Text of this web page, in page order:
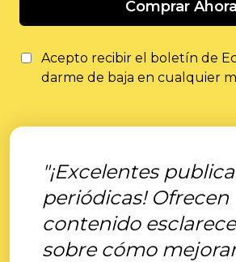
Comprar Ahora
Acepto recibir el boletín de
darme de baja en cualquier
"¡Excelentes
periódicas! Ofrecen
contenido
sobre cómo